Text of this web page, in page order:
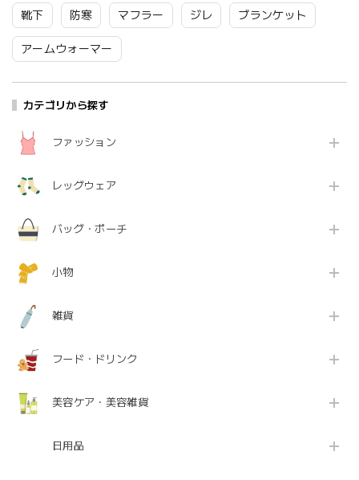
靴下 防寒 マフラー ジレ ブランケット
アームウォーマー
カテゴリから探す
ファッション
レッグウェア
バッグ・ポーチ
小物
雑貨
フード・ドリンク
美容ケア・美容雑貨
日用品
25cm TR53SO040
Tr002
Tr003
Fr088